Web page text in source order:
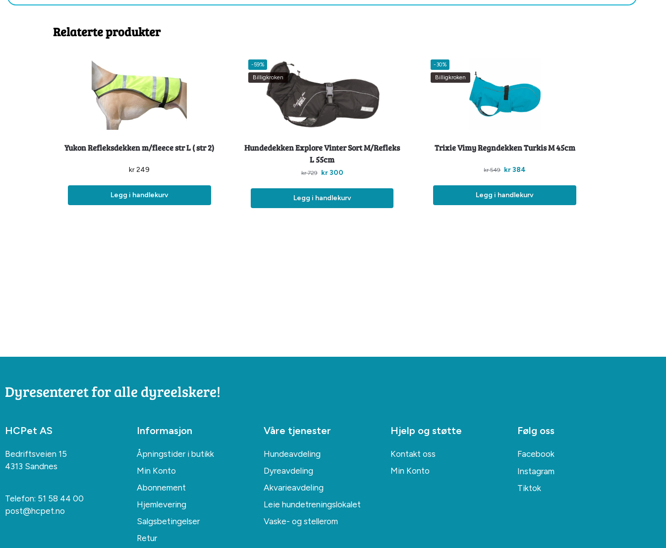
Relaterte produkter
Yukon Refleksdekken m/fleece str L ( str 2)
kr249
Legg i handlekurv
-59%
Billigkroken
Hundedekken Explore Vinter Sort M/Refleks
L 55cm
kr729 kr300
Legg i handlekurv
-30%
Billigkroken
Trixie Vimy Regndekken Turkis M 45cm
kr549 kr384
Legg i handlekurv
Dyresenteret for alle dyreelskere!
HCPet AS
Bedriftsveien 15
4313 Sandnes
Telefon: 51 58 44 00
post@hcpet.no
Informasjon
Åpningstider i butikk
Min Konto
Abonnement
Hjemlevering
Salgsbetingelser
Retur
Våre tjenester
Hundeavdeling
Dyreavdeling
Akvarieavdeling
Leie hundetreningslokalet
Vaske- og stellerom
Hjelp og støtte
Kontakt oss
Min Konto
Følg oss
Facebook
Instagram
Tiktok